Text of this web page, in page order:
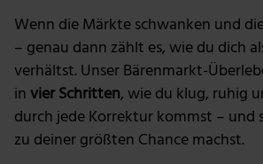
Wenn die Märkte schwanken und
– genau dann zählt es, wie du dich
verhältst. Unser Bärenmarkt-
invier Schritten, wie du klug, ruhig
durch jede Korrektur kommst – und
zu deiner größten Chance machst.